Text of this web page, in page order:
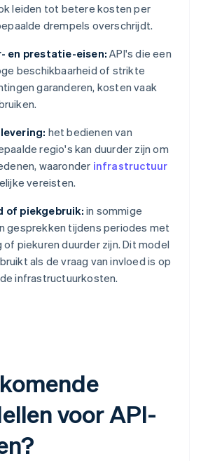
leiden tot betere kosten per
drempels overschrijdt.
en prestatie-eisen: API's die een
beschikbaarheid of strikte
garanderen, kosten vaak
het bedienen van
regio's kan duurder zijn om
waaronder infrastructuur
vereisten.
of piekgebruik:in sommige
gesprekken tijdens periodes met
of piekuren duurder zijn. Dit model
als de vraag van invloed is op
infrastructuurkosten.
voor API-